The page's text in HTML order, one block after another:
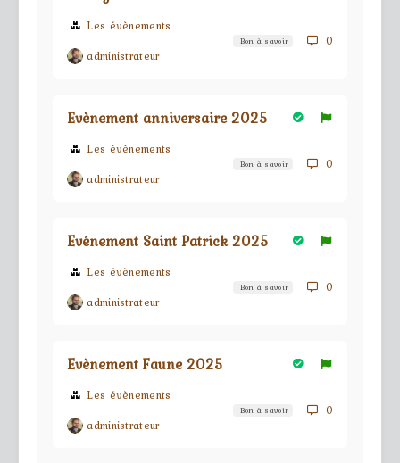
Les évènements
administrateur
Bon à savoir 0
Evènement anniversaire 2025
Les évènements
administrateur
Bon à savoir 0
Evénement Saint Patrick 2025
Les évènements
administrateur
Bon à savoir 0
Evènement Faune 2025
Les évènements
administrateur
Bon à savoir 0